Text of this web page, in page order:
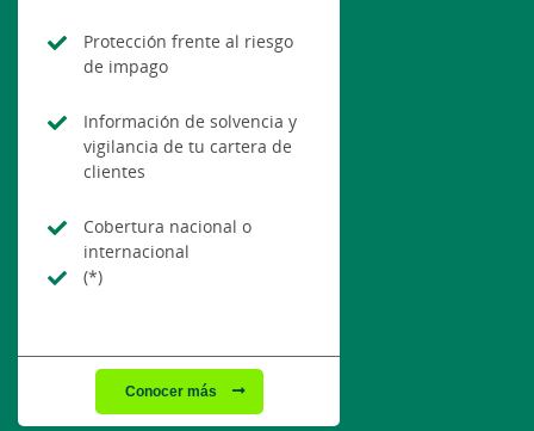
Protección frente al riesgo
de impago
Información de solvencia y
vigilancia de tu cartera de
clientes
Cobertura nacional o
internacional
(*)
Conocer más